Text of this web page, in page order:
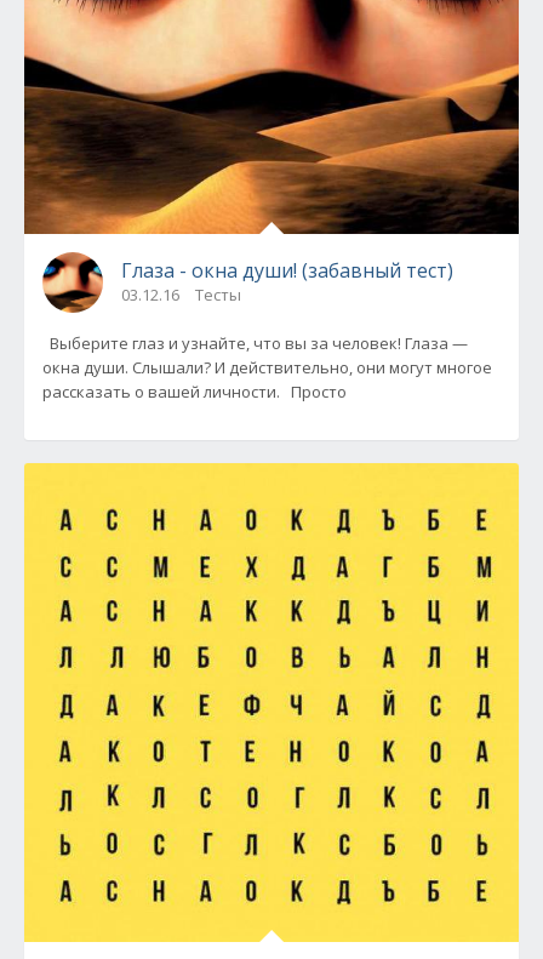
Глаза - окна души! (забавный тест)
03.12.16 Тесты
Выберите глаз и узнайте, что вы за человек! Глаза —
окна души. Слышали? И действительно, они могут многое
рассказать о вашей личности. Просто